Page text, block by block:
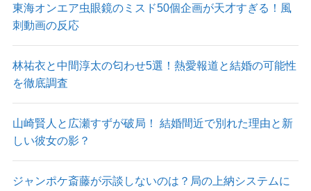
東海オンエア虫眼鏡のミスド50個企画が天才すぎる！風
刺動画の反応
林祐衣と中間淳太の匂わせ5選！熱愛報道と結婚の可能性
を徹底調査
山崎賢人と広瀬すずが破局！ 結婚間近で別れた理由と新
しい彼女の影？
ジャンポケ斎藤が示談しないのは？局の上納システムに